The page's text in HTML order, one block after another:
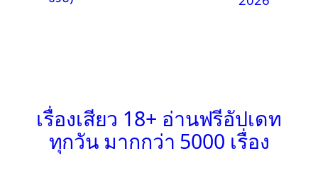
เรื่องเสียว 18+ อ่านฟรีอัปเดท
ทุกวัน มากกว่า 5000 เรื่อง